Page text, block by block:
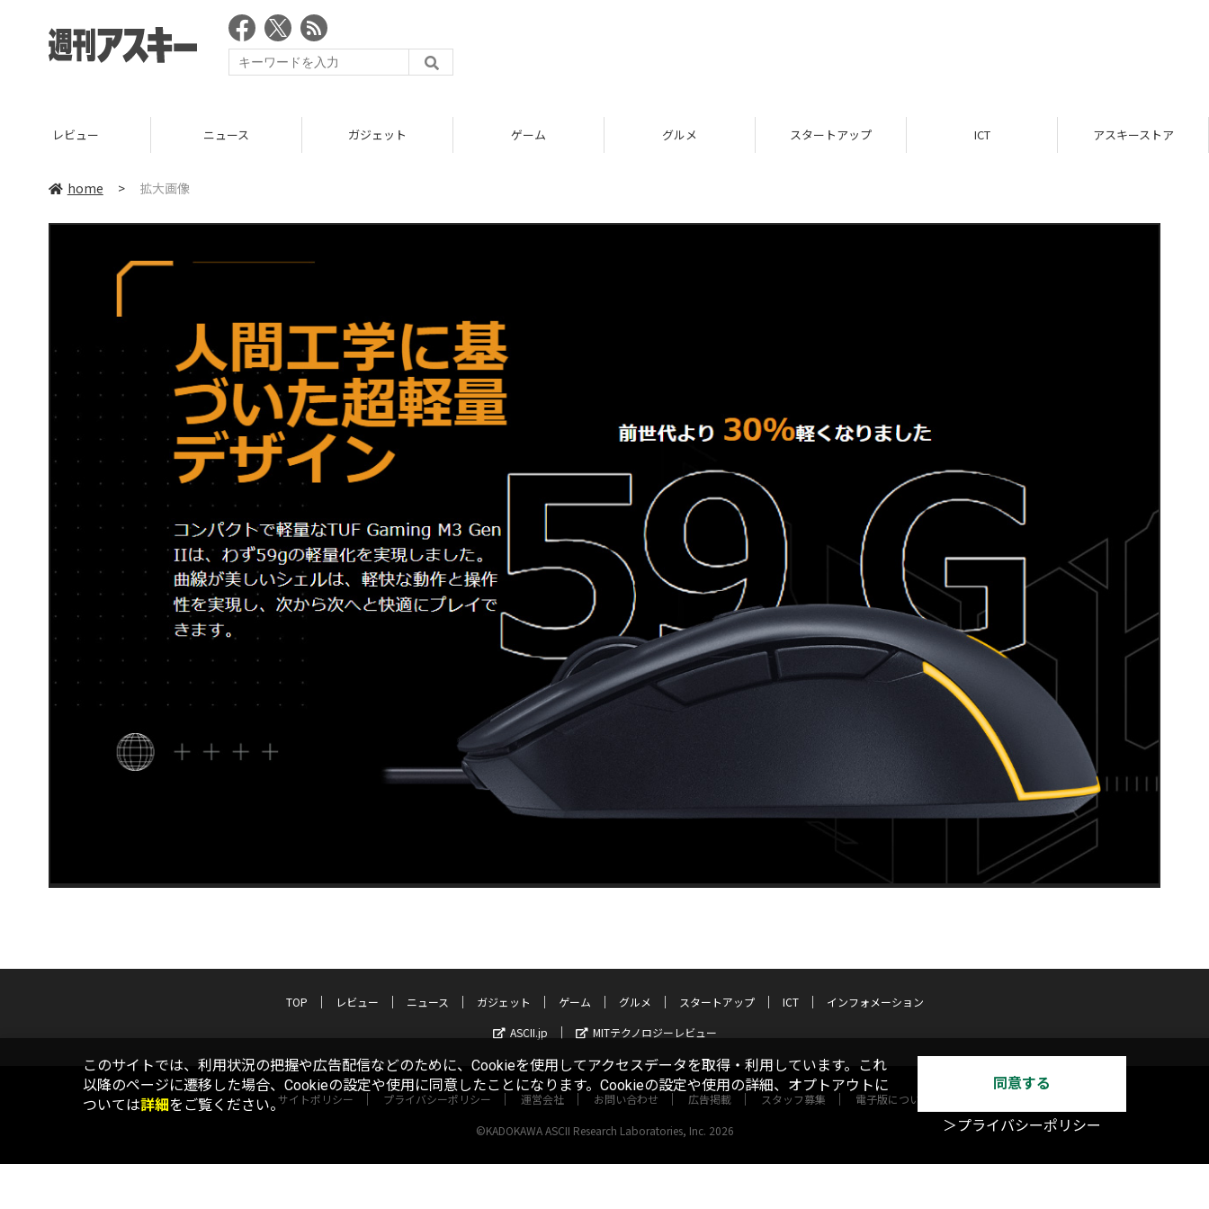
レビュー ニュース ガジェット ゲーム グルメ スタートアップ ICT アスキーストア
home > 拡大画像
TOP レビュー ニュース ガジェット ゲーム グルメ スタートアップ ICT
インフォメーション
ASCII.jp
MITテクノロジーレビュー
サイトポリシー プライバシーポリシー 運営会社 お問い合わせ 広告掲載 スタッフ募集 電子版について
©KADOKAWA ASCII Research Laboratories, Inc. 2026
このサイトでは、利用状況の把握や広告配信などのために、Cookieを使用してアクセスデータを取得・利用しています。これ
以降のページに遷移した場合、Cookieの設定や使用に同意したことになります。Cookieの設定や使用の詳細、オプトアウトに
ついては詳細をご覧ください。
同意する
＞プライバシーポリシー